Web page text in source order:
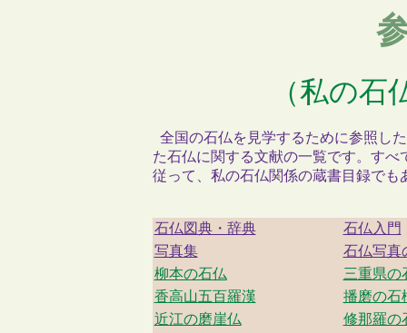
（私の石
全国の石仏を見学するために参照し
た石仏に関する文献の一覧です。す
従って、私の石仏関係の蔵書目録でも
石仏図典・辞典
石仏入門
写真集
石仏写真
柳本の石仏
三重県の
香高山五百羅漢
播磨の石
近江の磨崖仏
修那羅の